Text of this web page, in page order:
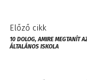
Előző cikk
10 DOLOG, AMIRE MEGTANÍT
ÁLTALÁNOS ISKOLA